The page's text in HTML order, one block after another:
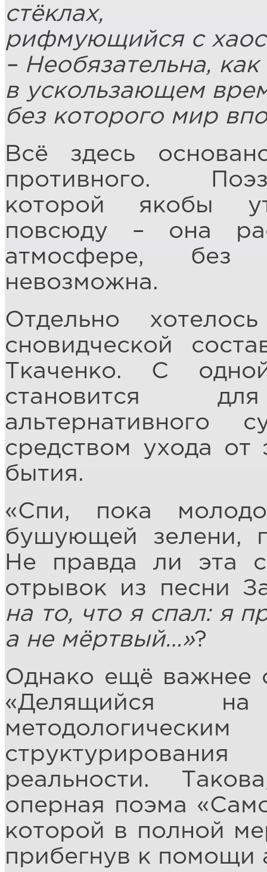
стёклах,
рифмующийся с
– Необязательна,
в ускользающем
без которого мир
Всё здесь
противного.
которой якобы
повсюду – она
атмосфере,
невозможна.
Отдельно
сновидческой
Ткаченко. С
становится
альтернативного
средством ухода от
бытия.
«Спи, пока
бушующей зелени,
Не правда ли эта
отрывок из песни
на то, что я спал: я
а не мёртвый…»?
Однако ещё важнее
«Делящийся
реальности.
оперная поэма
которой в полной
прибегнув к помощи